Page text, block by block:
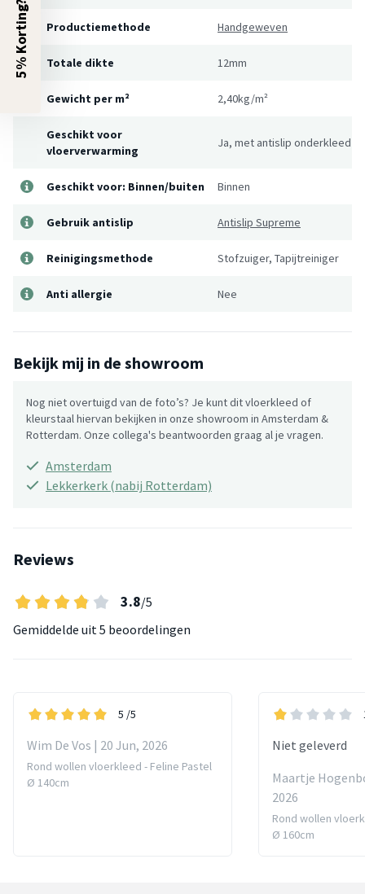
Productiemethode Handgeweven
Totale dikte 12mm
Gewicht per m² 2,40kg/m²
Geschikt voor
vloerverwarming
Ja, met antislip onderkleed
Geschikt voor: Binnen/buiten Binnen
Gebruik antislip Antislip Supreme
Reinigingsmethode Stofzuiger, Tapijtreiniger
Anti allergie Nee
Bekijk mij in de showroom
Nog niet overtuigd van de foto’s? Je kunt dit vloerkleed of
kleurstaal hiervan bekijken in onze showroom in Amsterdam &
Rotterdam. Onze collega's beantwoorden graag al je vragen.
Amsterdam
Lekkerkerk (nabij Rotterdam)
Reviews
3.8/5
Gemiddelde uit 5 beoordelingen
5 /5
Wim De Vos | 20 Jun, 2026
Rond wollen vloerkleed - Feline Pastel
Ø 140cm
Niet geleverd
Maartje
2026
Rond wollen
Ø 160cm
5% Korting?